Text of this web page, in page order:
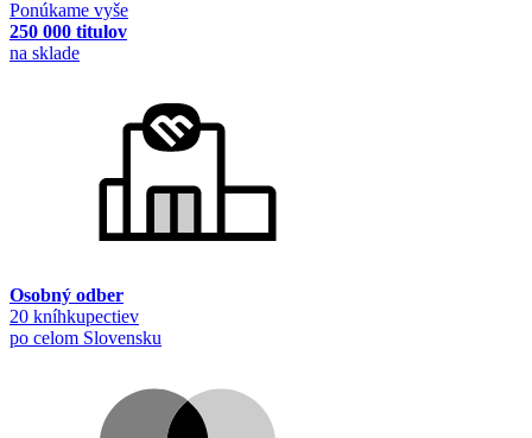
Ponúkame vyše
250 000 titulov
na sklade
Osobný odber
20 kníhkupectiev
po celom Slovensku